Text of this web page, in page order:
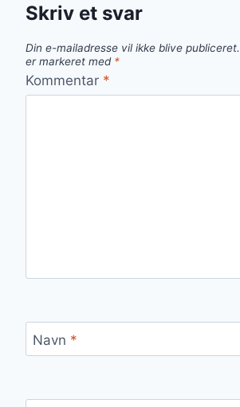
Skriv et svar
Din e-mailadresse vil ikke blive publiceret.
er markeret med *
Kommentar *
Navn *